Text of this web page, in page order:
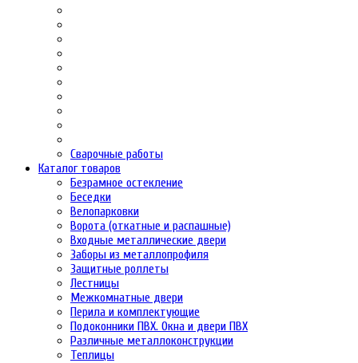
Сварочные работы
Каталог товаров
Безрамное остекление
Беседки
Велопарковки
Ворота (откатные и распашные)
Входные металлические двери
Заборы из металлопрофиля
Защитные роллеты
Лестницы
Межкомнатные двери
Перила и комплектующие
Подоконники ПВХ. Окна и двери ПВХ
Различные металлоконструкции
Теплицы